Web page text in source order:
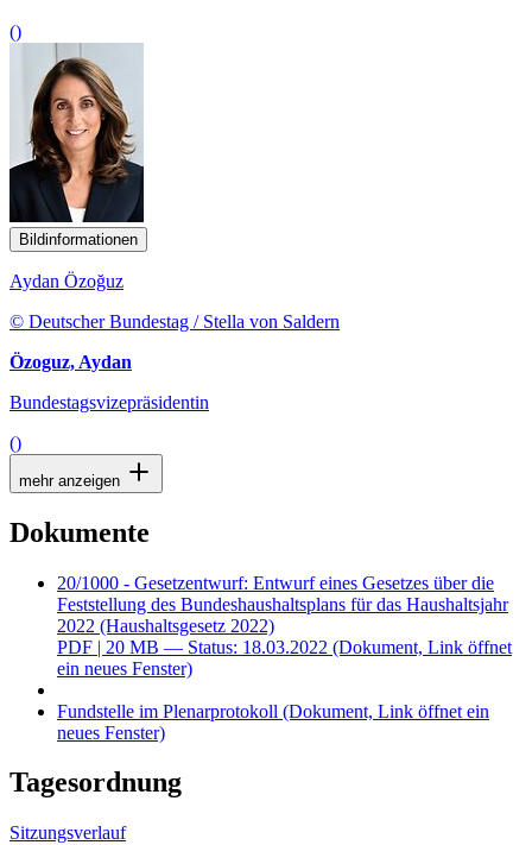
()
Bildinformationen
Aydan Özoğuz
© Deutscher Bundestag / Stella von Saldern
Özoguz, Aydan
Bundestagsvizepräsidentin
()
mehr anzeigen
Dokumente
20/1000 - Gesetzentwurf: Entwurf eines Gesetzes über die
Feststellung des Bundeshaushaltsplans für das Haushaltsjahr
2022 (Haushaltsgesetz 2022)
PDF | 20 MB — Status: 18.03.2022 (Dokument, Link öffnet
ein neues Fenster)
Fundstelle im Plenarprotokoll (Dokument, Link öffnet ein
neues Fenster)
Tagesordnung
Sitzungsverlauf